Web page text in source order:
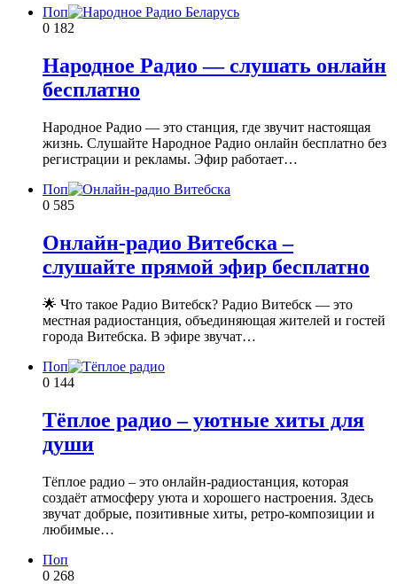
Поп
0 182
Народное Радио — слушать онлайн
бесплатно
Народное Радио — это станция, где звучит настоящая
жизнь. Слушайте Народное Радио онлайн бесплатно без
регистрации и рекламы. Эфир работает…
Поп
0 585
Онлайн-радио Витебска –
слушайте прямой эфир бесплатно
🌟 Что такое Радио Витебск? Радио Витебск — это
местная радиостанция, объединяющая жителей и гостей
города Витебска. В эфире звучат…
Поп
0 144
Тёплое радио – уютные хиты для
души
Тёплое радио – это онлайн-радиостанция, которая
создаёт атмосферу уюта и хорошего настроения. Здесь
звучат добрые, позитивные хиты, ретро-композиции и
любимые…
Поп
0 268